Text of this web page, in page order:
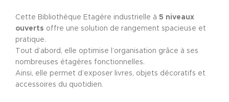
Cette Bibliothèque Etagère industrielle à 5 niveaux
ouverts offre une solution de rangement spacieuse et
pratique.
Tout d’abord, elle optimise l’organisation grâce à ses
nombreuses étagères fonctionnelles.
Ainsi, elle permet d’exposer livres, objets décoratifs et
accessoires du quotidien.